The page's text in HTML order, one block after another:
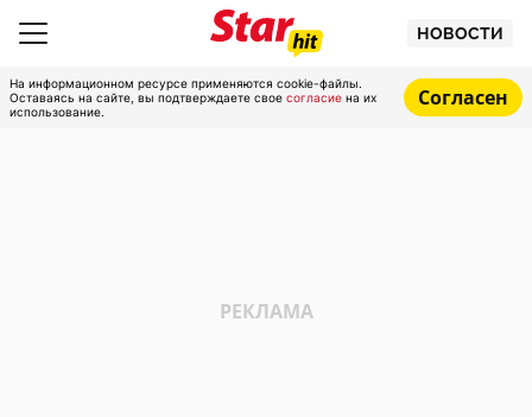
НОВОСТИ
На информационном ресурсе применяются cookie-файлы.
Оставаясь на сайте, вы подтверждаете свое согласие на их
использование.
Согласен